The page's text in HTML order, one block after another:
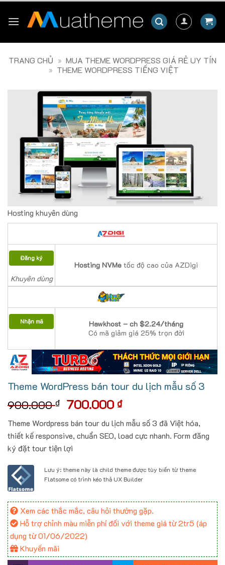
TRANG CHỦ » MUA THEME WORDPRESS GIÁ RẺ UY TÍN
» THEME WORDPRESS TIẾNG VIỆT
Hosting khuyên dùng
Đăng ký
Khuyên dùng
Hosting NVMe tốc độ cao của AZDigi
Nhận mã
Hawkhost – ch $2.24/tháng
Có mã giảm giá 25% trọn đời
Theme WordPress bán tour du lịch mẫu số 3
900.000₫ Giá
là:
900.000 ₫.
700.000 ₫Giá
hiện
tại
là:
Theme Wordpress bán tour du lịch mẫu số 3 đã Việt hóa,
thiết kế responsive, chuẩn SEO, load cực nhanh. Form đăng
ký đặt tour tiện lợi
Lưu ý: theme này là child theme được tùy biến từ theme
Flatsome có trình kéo thả UX Builder
Xem các thắc mắc, câu hỏi thường gặp.
Hỗ trợ chỉnh màu miễn phí đối với theme giá từ 2tr5 (áp
dụng từ 01/06/2022)
Khuyến mãi